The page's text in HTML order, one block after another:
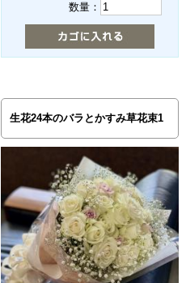
数量：
生花24本のバラとかすみ草花束1